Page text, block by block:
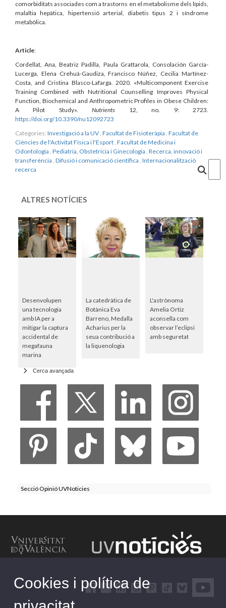
comorbiditats associades com a trastorns en el metabolisme dels lípids,
malaltia hepàtica, hipertensió arterial, diabetis tipus 2 i síndrome
metabòlica.
Article:
Cordellat, Ana, Beatriz Padilla, Paula Grattarola, Consolación García-
Lucerga, Elena Crehuá-Gaudiza, Francisco Núñez, Cecilia Martínez-
Costa, and Cristina Blasco-Lafarga. 2020. «Multicomponent Exercise
Training Combined with Nutritional Counselling Improves Physical
Function, Biochemical and Anthropometric Profiles in Obese Children:
A Pilot Study».Nutrients 12, no. 9: 2723.
https://doi.org/10.3390/nu12092723
Categories: Investigació a la UV, Facultat de Fisioteràpia , Facultat de
Ciències de l'Activitat Física i l'Esport, Facultat de Medicina i
Odontologia , Pediatria, Obstetrícia i Ginecologia , Recerca, innovació i
transferència , Difusió i comunicació científica , Internacionalització
recerca
ALTRES NOTÍCIES
Desenvolupen
una tecnologia
amb IA per a
mitigar la captura
accidental de
megafauna
marina
La catedràtica de
Botànica Eva
Barreno, Medalla
Acharius per la
seua contribució a
la liquenologia
L'astrònoma
Amelia Ortiz
aconsella com
observar l’eclipsi
amb seguretat
Cerca avançada
Secció Opinió UVNoticies
Cookies i política de